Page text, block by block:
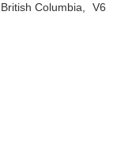
British Columbia
V6